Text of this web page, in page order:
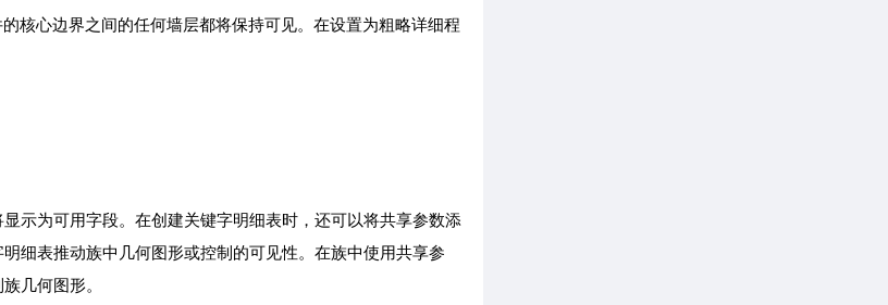
核心边界之间的任何墙层都将保持可见。在设置为粗略详细程
示为可用字段。在创建关键字明细表时，还可以将共享参数添
细表推动族中几何图形或控制的可见性。在族中使用共享参
几何图形。